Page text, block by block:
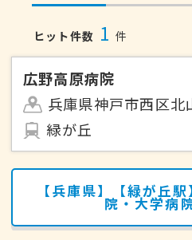
ヒット件数 1 件
広野高原病院
兵庫県神戸市西区
緑が丘
【兵庫県】【緑が丘
院・大学病